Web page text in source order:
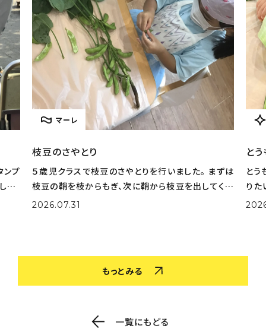
ンプ
。
マーレ
枝豆のさやとり
５歳児クラスで枝豆のさやとりを行いました。 まずは
枝豆の鞘を枝からもぎ、次に鞘から枝豆を出してくれ
ました。 大量の鞘から豆を一生懸命取り出してくれま
2026.07.31
と
とう
りた
実際
もっとみる
一覧にもどる